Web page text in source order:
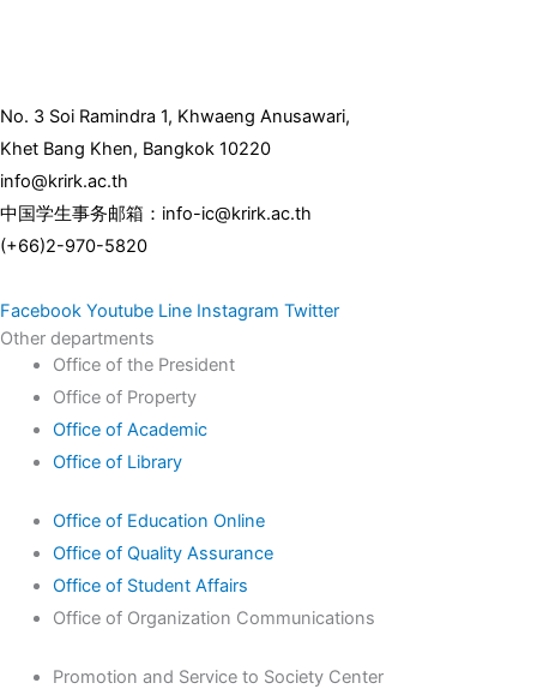
No. 3 Soi Ramindra 1, Khwaeng Anusawari,
Khet Bang Khen, Bangkok 10220
info@krirk.ac.th
中国学生事务邮箱：info-ic@krirk.ac.th
(+66)2-970-5820
Facebook Youtube Line Instagram Twitter
Other departments
Office of the President
Office of Property
Office of Academic
Office of Library
Office of Education Online
Office of Quality Assurance
Office of Student Affairs
Office of Organization Communications
Promotion and Service to Society Center